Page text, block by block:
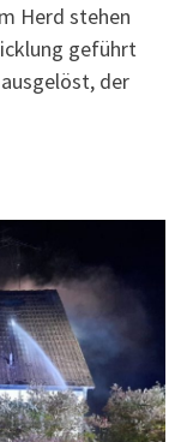
Herd stehen
geführt
der